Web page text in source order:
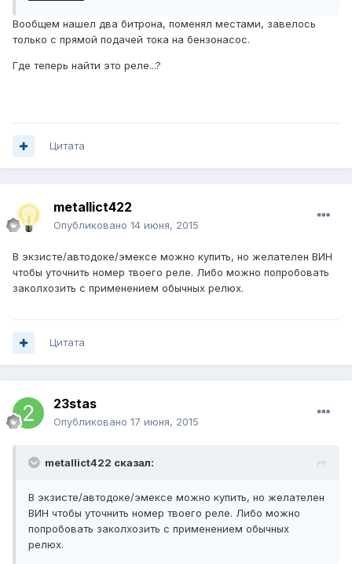
Вообщем нашел два битрона, поменял местами, завелось
только с прямой подачей тока на бензонасос.
Где теперь найти это реле...?
Цитата
metallict422
Опубликовано 14 июня, 2015
В экзисте/автодоке/эмексе можно купить, но желателен ВИН
чтобы уточнить номер твоего реле. Либо можно попробовать
заколхозить с применением обычных релюх.
Цитата
23stas
Опубликовано 17 июня, 2015
metallict422 сказал:
В экзисте/автодоке/эмексе можно купить, но желателен
ВИН чтобы уточнить номер твоего реле. Либо можно
попробовать заколхозить с применением обычных
релюх.